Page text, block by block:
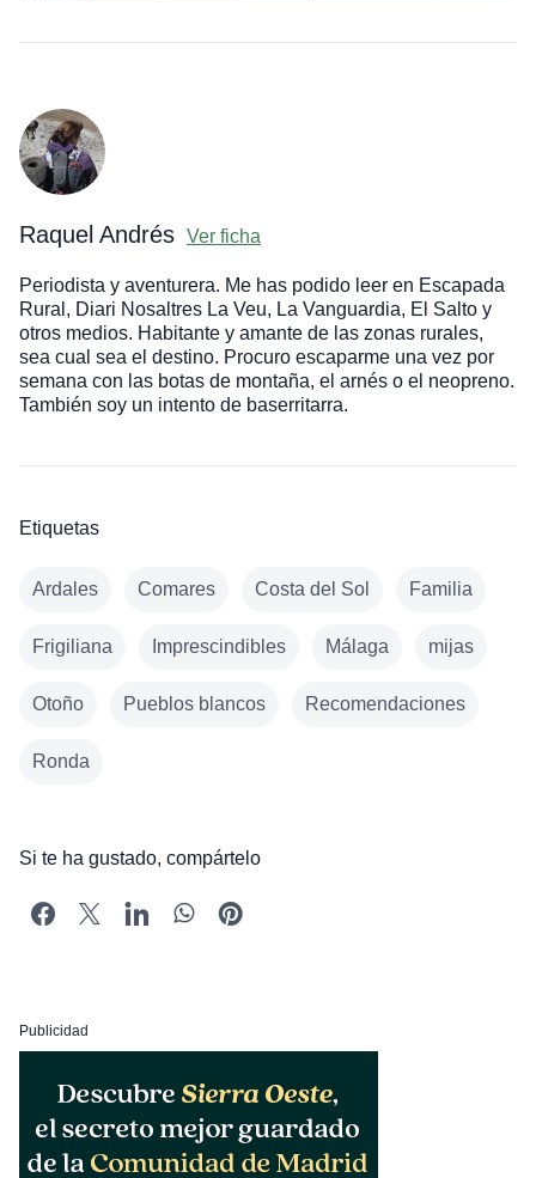
Raquel Andrés Ver ficha
Periodista y aventurera. Me has podido leer en Escapada
Rural, Diari Nosaltres La Veu, La Vanguardia, El Salto y
otros medios. Habitante y amante de las zonas rurales,
sea cual sea el destino. Procuro escaparme una vez por
semana con las botas de montaña, el arnés o el neopreno.
También soy un intento de baserritarra.
Etiquetas
Ardales Comares Costa del Sol Familia
Frigiliana Imprescindibles Málaga mijas
Otoño Pueblos blancos Recomendaciones
Ronda
Si te ha gustado, compártelo
Publicidad